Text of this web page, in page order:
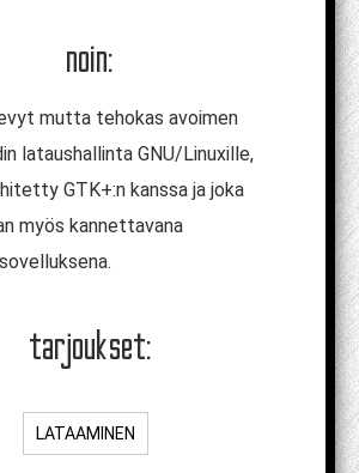
noin:
mutta tehokas avoimen
lataushallinta GNU/Linuxille,
GTK+:n kanssa ja joka
myös kannettavana
tarjoukset:
LATAAMINEN